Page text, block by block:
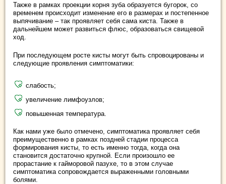
Также в рамках проекции корня зуба образуется бугорок, со
временем происходит изменение его в размерах и постепенное
выпячивание – так проявляет себя сама киста. Также в
дальнейшем может развиться флюс, образоваться свищевой
ход.
При последующем росте кисты могут быть спровоцированы и
следующие проявления симптоматики:
слабость;
увеличение лимфоузлов;
повышенная температура.
Как нами уже было отмечено, симптоматика проявляет себя
преимущественно в рамках поздней стадии процесса
формирования кисты, то есть именно тогда, когда она
становится достаточно крупной. Если произошло ее
прорастание к гайморовой пазухе, то в этом случае
симптоматика сопровождается выраженными головными
болями.